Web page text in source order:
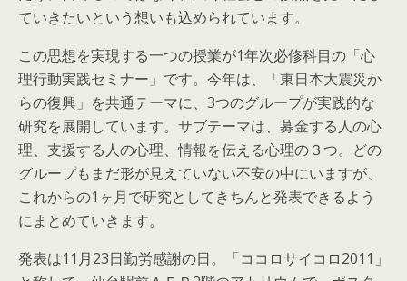
ていきたいという想いも込められています。
この思想を実現する一つの授業が1年次必修科目の「心
理行動実践セミナー」です。今年は、「東日本大震災か
らの復興」を共通テーマに、3つのグループが実践的な
研究を展開しています。サブテーマは、募金する人の心
理、支援する人の心理、情報を伝える心理の３つ。どの
グループもまだ形が見えていない不安の中にいますが、
これからの1ヶ月で研究としてきちんと発表できるよう
にまとめていきます。
発表は11月23日勤労感謝の日。「ココロサイコロ2011」